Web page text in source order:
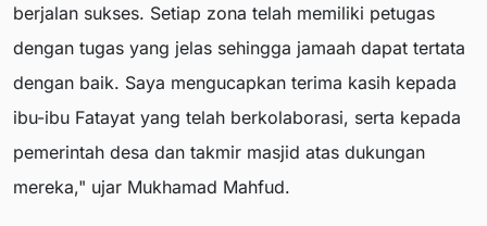
berjalan sukses. Setiap zona telah memiliki petugas
dengan tugas yang jelas sehingga jamaah dapat tertata
dengan baik. Saya mengucapkan terima kasih kepada
ibu-ibu Fatayat yang telah berkolaborasi, serta kepada
pemerintah desa dan takmir masjid atas dukungan
mereka," ujar Mukhamad Mahfud.